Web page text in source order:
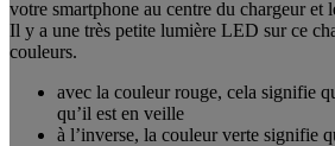
votre smartphone au centre du chargeur et
Il y a une très petite lumière LED sur ce
couleurs.
avec la couleur rouge, cela signifie
qu’il est en veille
à l’inverse, la couleur verte signifie